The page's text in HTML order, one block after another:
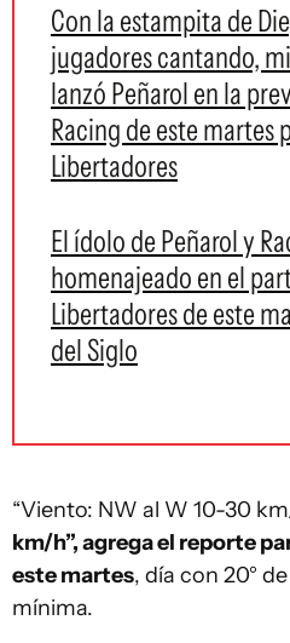
Con la estampita de
jugadores cantando,
lanzó Peñarol en la
Racing de este martes
Libertadores
El ídolo de Peñarol y
homenajeado en el
Libertadores de este
del Siglo
“Viento: NW al W 10-30
km/h”, agrega el reporte
este martes, día con 20°
mínima.